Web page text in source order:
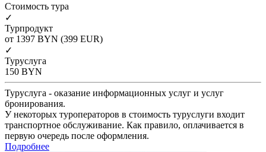
Cтоимость тура
✓
Турпродукт
от 1397 BYN (399 EUR)
✓
Туруслуга
150 BYN
Туруслуга - оказание информационных услуг и услуг
бронирования.
У некоторых туроператоров в стоимость туруслуги входит
транспортное обслуживание. Как правило, оплачивается в
первую очередь после оформления.
Подробнее